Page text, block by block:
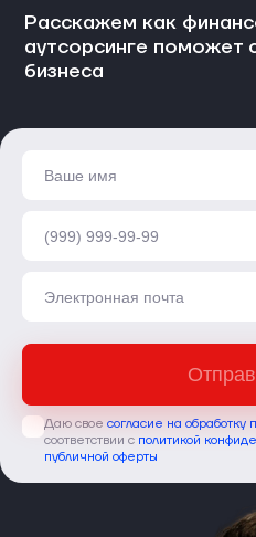
Расскажем как
аутсорсинге поможет
бизнеса
Даю свое согласие на
соответствии с политикой
публичной оферты